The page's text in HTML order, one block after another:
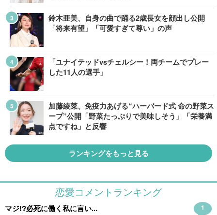
鈴木亜美、自身の曲で踊る2歳長女を顔出し公開
「将来有望」「可愛すぎて尊い」の声
「ユナイテッドvsチェルシー！両チームでプレー
した11人の選手」
加藤綾菜、免疫力あげる“ハーバード式 命の野菜ス
ープ”公開「野菜たっぷりで美味しそう」「栄養満
点ですね」と反響
ランキングをもっと見る